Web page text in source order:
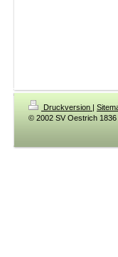
Druckversion |
© 2002 SV Oestrich